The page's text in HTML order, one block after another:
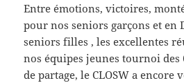
Entre émotions, victoires,
pour nos seniors garçons et en
seniors filles , les excellentes
nos équipes jeunes tournoi des
de partage, le CLOSW a encore